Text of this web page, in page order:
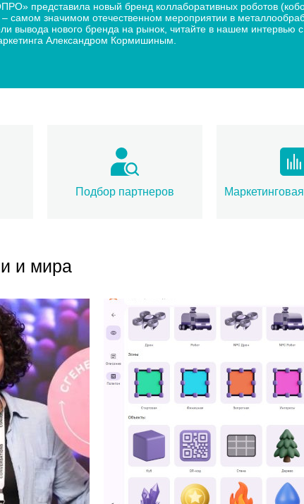
представила новый бренд коллаборативных роботов
самом значимом отечественном мероприятии в
вывода нового бренда на рынок, читайте в нашем
Александром Кормишиным.
Подбор партнеров
и мира